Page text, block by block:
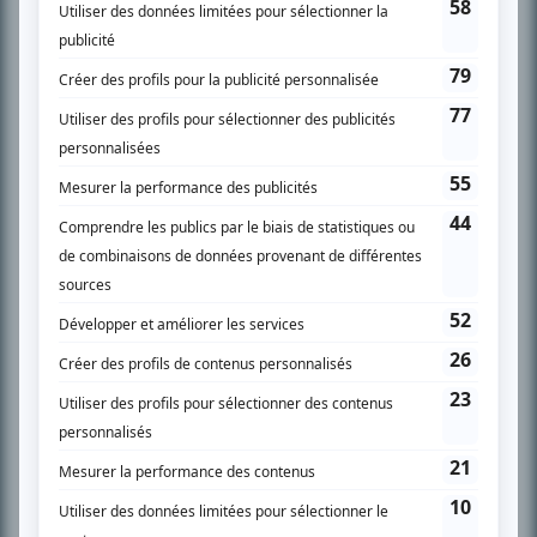
SUR LE RÉSEAU BIZZ MÉDIA
PLAN DU SITE
Accueil
Liste des oeuvres
Recherche avancée
À propos
Nous contacter
Termes et conditions
Politique de confidentialité
Gestion du consentement